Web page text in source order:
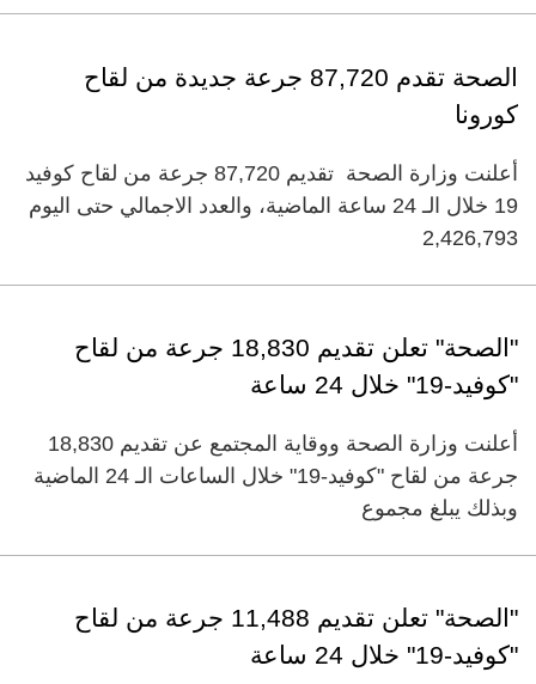
الصحة تقدم 87,720 جرعة جديدة من لقاح
كورونا
أعلنت وزارة الصحة تقديم 87,720 جرعة من لقاح كوفيد
19 خلال الـ 24 ساعة الماضية، والعدد الاجمالي حتى اليوم
2,426,793
"الصحة" تعلن تقديم 18,830 جرعة من لقاح
"كوفيد-19" خلال 24 ساعة
أعلنت وزارة الصحة ووقاية المجتمع عن تقديم 18,830
جرعة من لقاح "كوفيد-19" خلال الساعات الـ 24 الماضية
وبذلك يبلغ مجموع
"الصحة" تعلن تقديم 11,488 جرعة من لقاح
"كوفيد-19" خلال 24 ساعة